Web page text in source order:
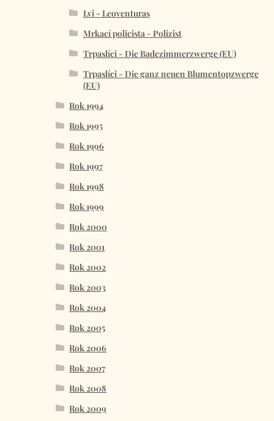
Lvi - Leoventuras
Mrkací policista - Polizist
Trpaslíci - Die Badezimmerzwerge (EU)
Trpaslíci - Die ganz neuen Blumentopzwerge
(EU)
Rok 1994
Rok 1995
Rok 1996
Rok 1997
Rok 1998
Rok 1999
Rok 2000
Rok 2001
Rok 2002
Rok 2003
Rok 2004
Rok 2005
Rok 2006
Rok 2007
Rok 2008
Rok 2009